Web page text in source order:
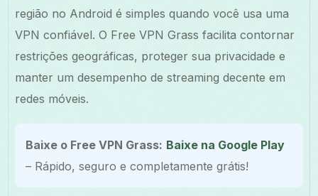
região no Android é simples quando você usa uma
VPN confiável. O Free VPN Grass facilita contornar
restrições geográficas, proteger sua privacidade e
manter um desempenho de streaming decente em
redes móveis.
Baixe o Free VPN Grass: Baixe na Google Play
– Rápido, seguro e completamente grátis!